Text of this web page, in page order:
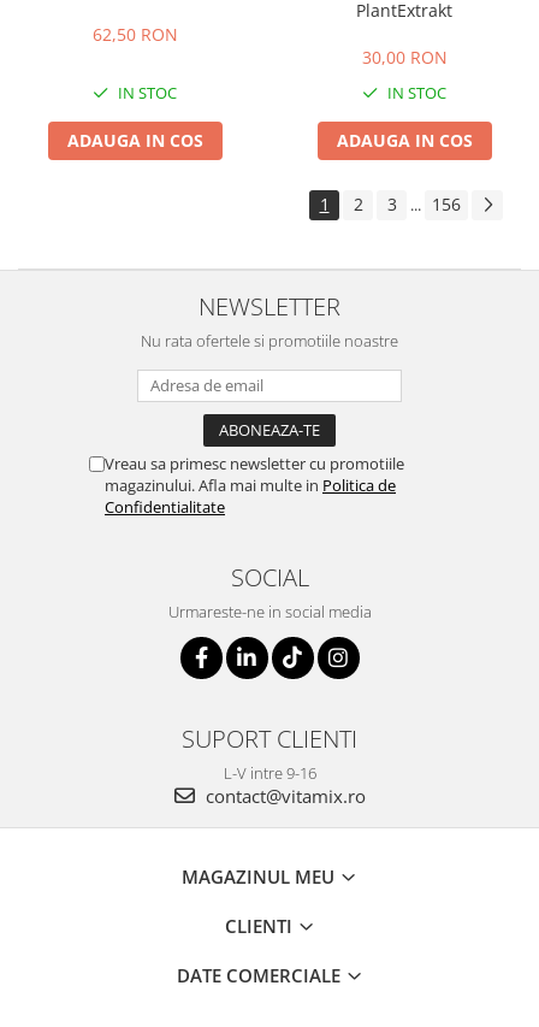
62,50 RON
IN STOC
ADAUGA IN COS
PlantExtrakt
30,00 RON
IN STOC
ADAUGA IN COS
1 2 3 ... 156
NEWSLETTER
Nu rata ofertele si promotiile noastre
Vreau sa primesc newsletter cu promotiile
magazinului. Afla mai multe in Politica de
Confidentialitate
SOCIAL
Urmareste-ne in social media
SUPORT CLIENTI
L-V intre 9-16
contact@vitamix.ro
MAGAZINUL MEU
CLIENTI
DATE COMERCIALE